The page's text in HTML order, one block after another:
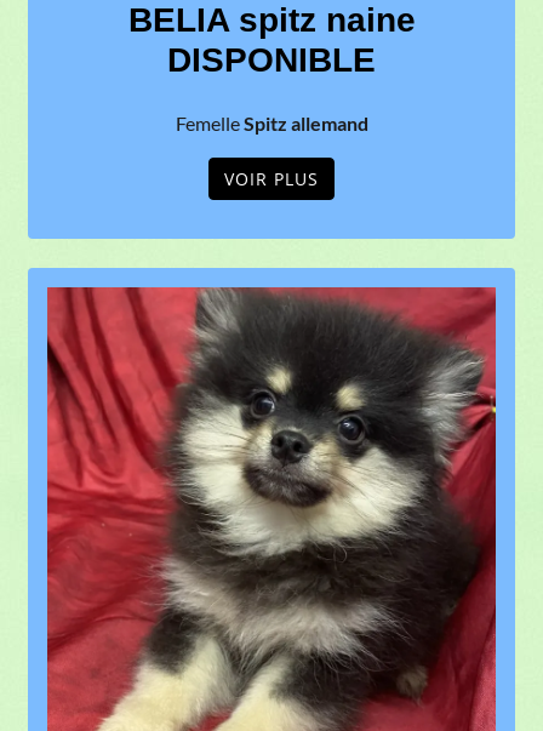
BELIA spitz naine
DISPONIBLE
FemelleSpitz allemand
VOIR PLUS